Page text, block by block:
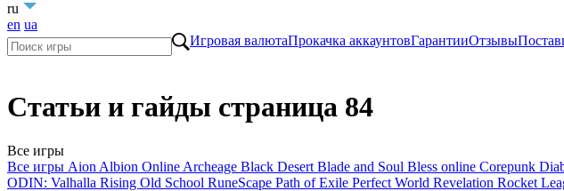
ru
en ua
Игровая валютаПрокачка аккаунтовГарантииОтзывы
Статьи и гайды страница 84
Все игры
Все игры Aion Albion Online Archeage Black Desert Blade and Soul Bless online Corepunk
ODIN: Valhalla Rising Old School RuneScape Path of Exile Perfect World Revelation Rocket